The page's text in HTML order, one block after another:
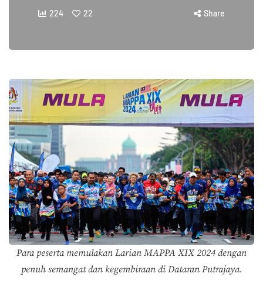
224 22 Share
Para peserta memulakan Larian MAPPA XIX 2024 dengan
penuh semangat dan kegembiraan di Dataran Putrajaya.